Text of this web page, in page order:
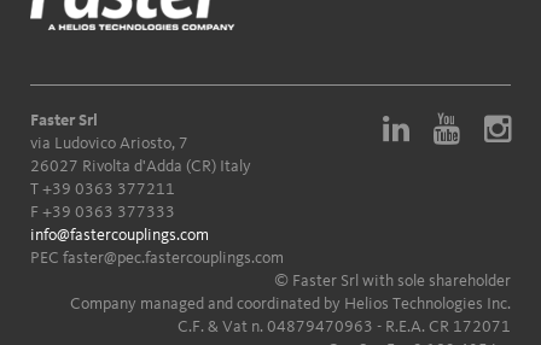
Faster Srl
via Ludovico Ariosto, 7
26027 Rivolta d'Adda (CR) Italy
T +39 0363 377211
F +39 0363 377333
info@fastercouplings.com
PEC faster@pec.fastercouplings.com
© Faster Srl with sole shareholder
Company managed and coordinated by Helios Technologies Inc.
C.F. & Vat n. 04879470963 - R.E.A. CR 172071